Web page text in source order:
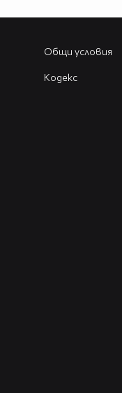
Общи условия
Кодекс